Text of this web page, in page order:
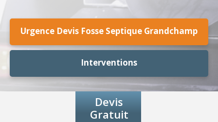
Urgence Devis Fosse Septique Grandchamp
Interventions
Devis
Gratuit